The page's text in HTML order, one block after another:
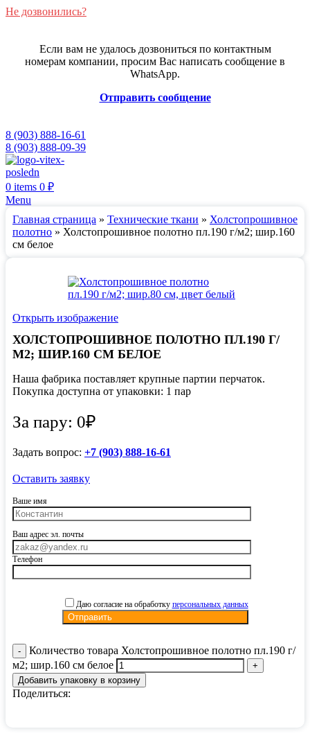
Не дозвонились?
Если вам не удалось дозвониться по контактным
номерам компании, просим Вас написать сообщение в
WhatsApp.
Отправить сообщение
8 (903) 888-16-61
8 (903) 888-09-39
0 items 0 ₽
Menu
Главная страница » Технические ткани » Холстопрошивное
полотно » Холстопрошивное полотно пл.190 г/м2; шир.160
см белое
Открыть изображение
ХОЛСТОПРОШИВНОЕ ПОЛОТНО ПЛ.190 Г/
М2; ШИР.160 СМ БЕЛОЕ
Наша фабрика поставляет крупные партии перчаток.
Покупка доступна от упаковки: 1 пар
За пару: 0₽
Задать вопрос: +7 (903) 888-16-61
Оставить заявку
Ваше имя
Ваш адрес эл. почты
Телефон
Даю согласие на обработку персональных данных
Количество товара Холстопрошивное полотно пл.190 г/
м2; шир.160 см белое
Добавить упаковку в корзину
Поделиться: